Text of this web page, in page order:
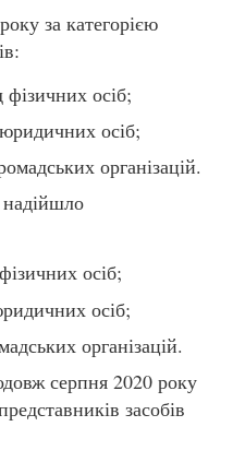
за категорією
фізичних осіб;
осіб;
організацій.
осіб;
осіб;
організацій.
серпня 2020 року
засобів